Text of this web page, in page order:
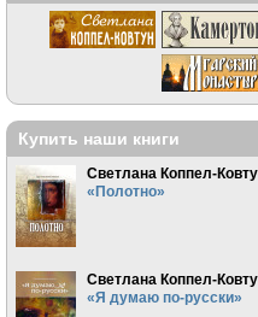
Купить наши книги
Светлана Коппел-
«Полотно»
Светлана Коппел-
«Я думаю по-русски»